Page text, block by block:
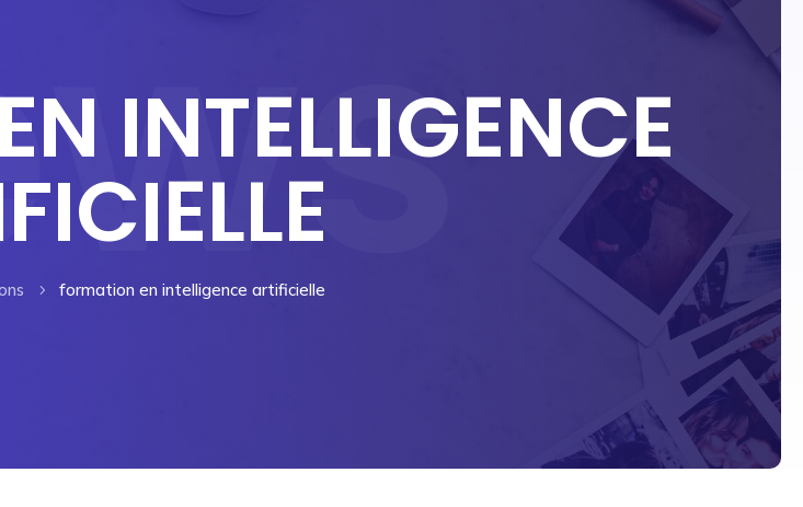
INTELLIGENCE
5 formation en intelligence artificielle